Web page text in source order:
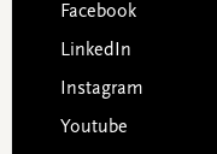
Facebook
LinkedIn
Instagram
Youtube